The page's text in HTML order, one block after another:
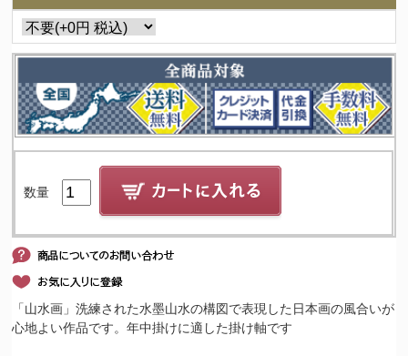
数量
「山水画」洗練された水墨山水の構図で表現した日本画の風合いが
心地よい作品です。年中掛けに適した掛け軸です